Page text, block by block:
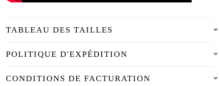
TABLEAU DES TAILLES
POLITIQUE D'EXPÉDITION
CONDITIONS DE FACTURATION